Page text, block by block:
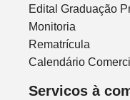
Edital Graduação
Monitoria
Rematrícula
Calendário
Servicos à